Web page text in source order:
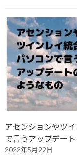
アセンションやツ
で言うアップデー
2022年5月22日